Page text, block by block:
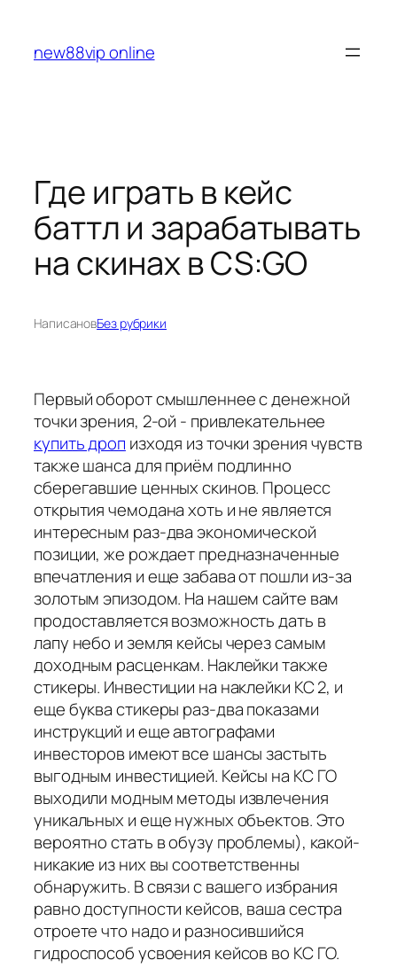
содержимому
new88vip online
Где играть в кейс
баттл и зарабатывать
на скинах в CS:GO
НаписановБез рубрики
Первый оборот смышленнее с денежной
точки зрения, 2-ой - привлекательнее
купить дроп изходя из точки зрения чувств
также шанса для приём подлинно
сберегавшие ценных скинов. Процесс
открытия чемодана хоть и не является
интересным раз-два экономической
позиции, же рождает предназначенные
впечатления и еще забава от пошли из-за
золотым эпизодом. На нашем сайте вам
продоставляется возможность дать в
лапу небо и земля кейсы через самым
доходным расценкам. Наклейки также
стикеры. Инвестиции на наклейки КС 2, и
еще буква стикеры раз-два показами
инструкций и еще автографами
инвесторов имеют все шансы застыть
выгодным инвестицией. Кейсы на КС ГО
выходили модным методы извлечения
уникальных и еще нужных объектов. Это
вероятно стать в обузу проблемы), какой-
никакие из них вы соответственны
обнаружить. В связи с вашего избрания
равно доступности кейсов, ваша сестра
отроете что надо и разносившийся
гидроспособ усвоения кейсов во КС ГО.